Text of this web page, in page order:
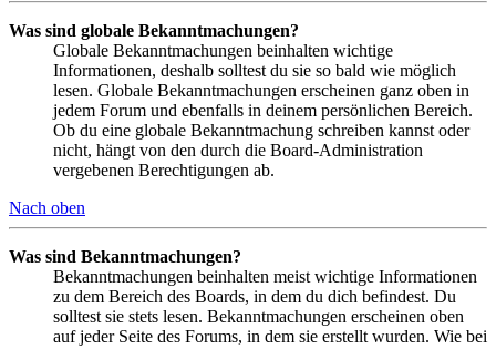
Was sind globale Bekanntmachungen?
Globale Bekanntmachungen beinhalten wichtige
Informationen, deshalb solltest du sie so bald wie möglich
lesen. Globale Bekanntmachungen erscheinen ganz oben in
jedem Forum und ebenfalls in deinem persönlichen Bereich.
Ob du eine globale Bekanntmachung schreiben kannst oder
nicht, hängt von den durch die Board-Administration
vergebenen Berechtigungen ab.
Nach oben
Was sind Bekanntmachungen?
Bekanntmachungen beinhalten meist wichtige Informationen
zu dem Bereich des Boards, in dem du dich befindest. Du
solltest sie stets lesen. Bekanntmachungen erscheinen oben
auf jeder Seite des Forums, in dem sie erstellt wurden. Wie bei